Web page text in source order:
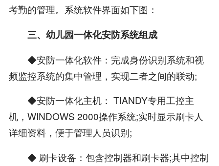
考勤的管理。系统软件界面如下图：
三、幼儿园一体化安防系统组成
◆安防一体化软件：完成身份识别系统和视
频监控系统的集中管理，实现二者之间的联动;
◆安防一体化主机： TIANDY专用工控主
机，WINDOWS 2000操作系统;实时显示刷卡人
详细资料，便于管理人员识别;
◆ 刷卡设备：包含控制器和刷卡器;其中控制